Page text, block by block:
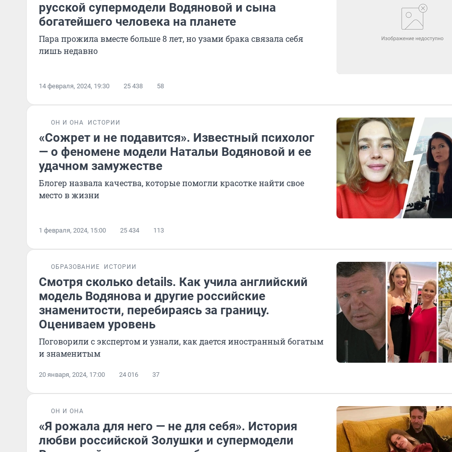
русской супермодели Водяновой и сына
богатейшего человека на планете
Пара прожила вместе больше 8 лет, но узами брака связала себя
лишь недавно
14 февраля, 2024, 19:30 25 438 58
ОН И ОНА ИСТОРИИ
«Сожрет и не подавится». Известный психолог
— о феномене модели Натальи Водяновой и ее
удачном замужестве
Блогер назвала качества, которые помогли красотке найти свое
место в жизни
1 февраля, 2024, 15:00 25 434 113
ОБРАЗОВАНИЕ ИСТОРИИ
Смотря сколько details. Как учила английский
модель Водянова и другие российские
знаменитости, перебираясь за границу.
Оцениваем уровень
Поговорили с экспертом и узнали, как дается иностранный богатым
и знаменитым
20 января, 2024, 17:00 24 016 37
ОН И ОНА
«Я рожала для него — не для себя». История
любви российской Золушки и супермодели